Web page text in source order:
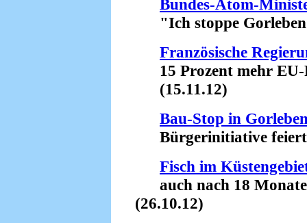
Bundes-Atom-
"Ich stoppe
Französische
15 Prozent mehr EU-
(15.11.12)
Bau-Stop in
Bürgerinitiative feiert
Fisch im
auch nach 18
(26.10.12)